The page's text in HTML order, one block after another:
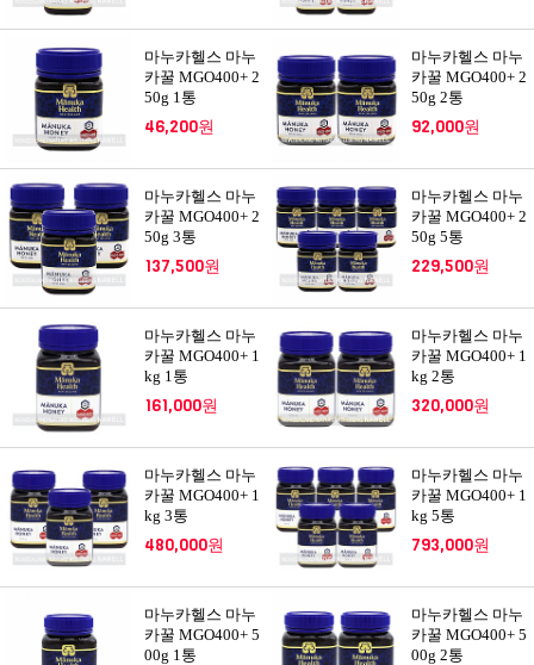
마누카헬스 마누
카꿀 MGO400+ 2
50g 1통
46,200원
마누카헬스 마누
카꿀 MGO400+ 2
50g 2통
92,000원
마누카헬스 마누
카꿀 MGO400+ 2
50g 3통
137,500원
마누카헬스 마누
카꿀 MGO400+ 2
50g 5통
229,500원
마누카헬스 마누
카꿀 MGO400+ 1
kg 1통
161,000원
마누카헬스 마누
카꿀 MGO400+ 1
kg 2통
320,000원
마누카헬스 마누
카꿀 MGO400+ 1
kg 3통
480,000원
마누카헬스 마누
카꿀 MGO400+ 1
kg 5통
793,000원
마누카헬스 마누
카꿀 MGO400+ 5
00g 1통
마누카헬스 마누
카꿀 MGO400+ 5
00g 2통